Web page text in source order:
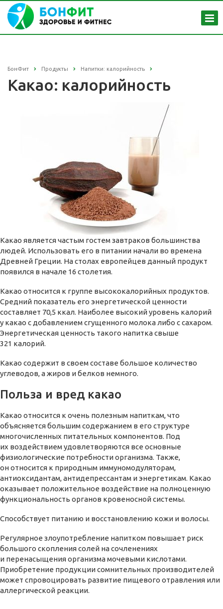
БонФит Продукты Напитки: калорийность
Какао: калорийность
Какао является частым гостем завтраков большинства
людей. Использовать его в питании начали во времена
Древней Греции. На столах европейцев данный продукт
появился в начале 16 столетия.
Какао относится к группе высококалорийных продуктов.
Средний показатель его энергетической ценности
составляет 70,5 ккал. Наиболее высокий уровень калорий
у какао с добавлением сгущенного молока либо с сахаром.
Энергетическая ценность такого напитка свыше
321 калорий.
Какао содержит в своем составе большое количество
углеводов, а жиров и белков немного.
Польза и вред какао
Какао относится к очень полезным напиткам, что
объясняется большим содержанием в его структуре
многочисленных питательных компонентов. Под
их воздействием удовлетворяются все основные
физиологические потребности организма. Также,
он относится к природным иммуномодуляторам,
антиоксидантам, антидепрессантам и энергетикам. Какао
оказывает положительное воздействие на полноценную
функциональность органов кровеносной системы.
Способствует питанию и восстановлению кожи и волосы.
Регулярное злоупотребление напитком повышает риск
большого скопления солей на сочленениях
и перенасыщения организма мочевыми кислотами.
Приобретение продукции сомнительных производителей
может спровоцировать развитие пищевого отравления или
аллергической реакции.